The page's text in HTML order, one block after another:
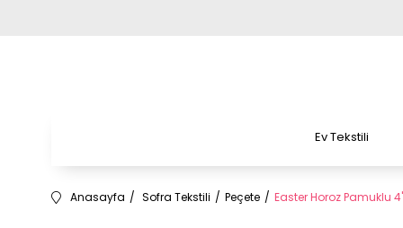
Ev Tekstili
Anasayfa Sofra Tekstili Peçete Easter Horoz Pamuklu